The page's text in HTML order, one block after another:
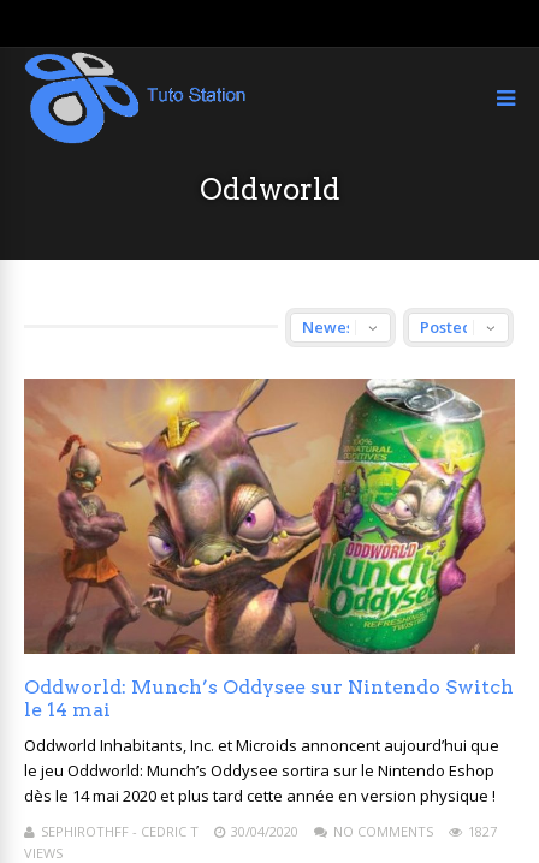
Oddworld
Oddworld: Munch’s Oddysee sur Nintendo Switch
le 14 mai
Oddworld Inhabitants, Inc. et Microids annoncent aujourd’hui que
le jeu Oddworld: Munch’s Oddysee sortira sur le Nintendo Eshop
dès le 14 mai 2020 et plus tard cette année en version physique !
SEPHIROTHFF - CEDRIC T 30/04/2020 NO COMMENTS
1827
VIEWS